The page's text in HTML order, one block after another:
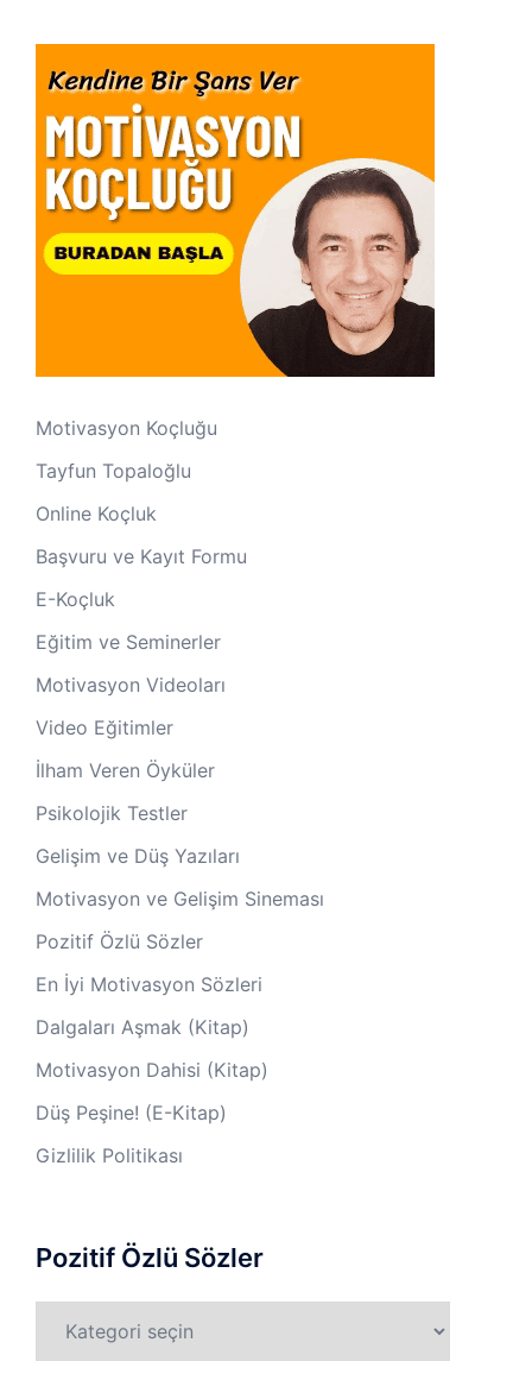
Motivasyon Koçluğu
Tayfun Topaloğlu
Online Koçluk
Başvuru ve Kayıt Formu
E-Koçluk
Eğitim ve Seminerler
Motivasyon Videoları
Video Eğitimler
İlham Veren Öyküler
Psikolojik Testler
Gelişim ve Düş Yazıları
Motivasyon ve Gelişim Sineması
Pozitif Özlü Sözler
En İyi Motivasyon Sözleri
Dalgaları Aşmak (Kitap)
Motivasyon Dahisi (Kitap)
Düş Peşine! (E-Kitap)
Gizlilik Politikası
Pozitif Özlü Sözler